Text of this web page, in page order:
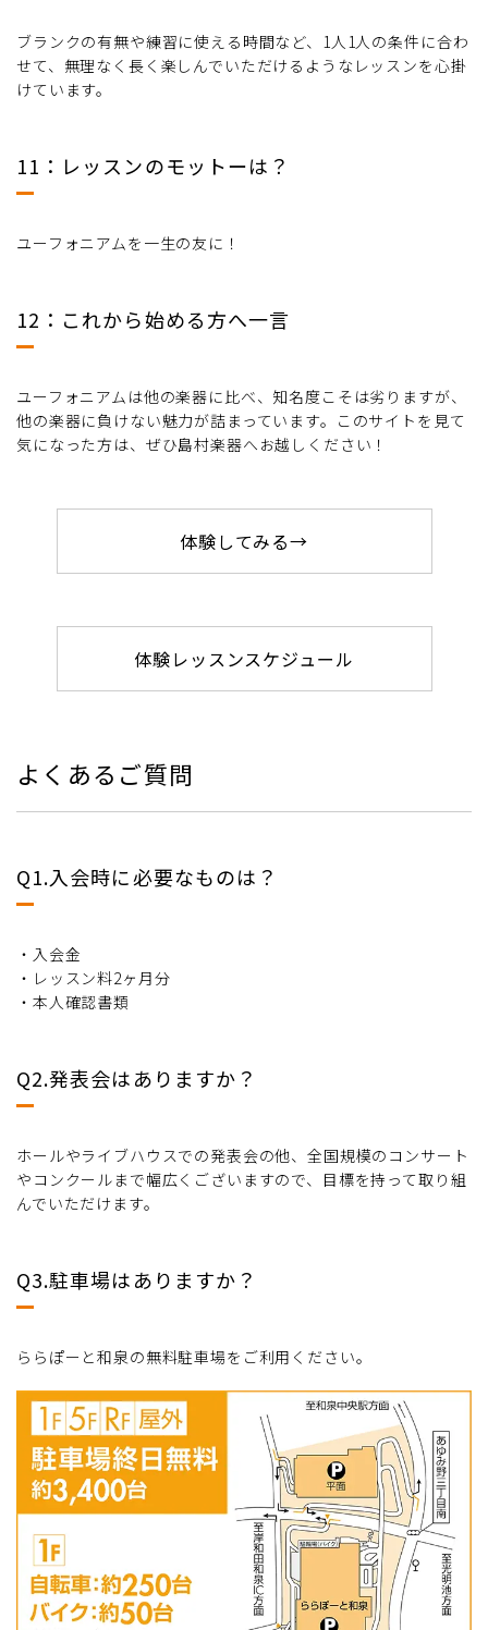
ブランクの有無や練習に使える時間など、1人1人の条件に合わ
せて、無理なく長く楽しんでいただけるようなレッスンを心掛
けています。
11：レッスンのモットーは？
ユーフォニアムを一生の友に！
12：これから始める方へ一言
ユーフォニアムは他の楽器に比べ、知名度こそは劣りますが、
他の楽器に負けない魅力が詰まっています。このサイトを見て
気になった方は、ぜひ島村楽器へお越しください！
体験してみる→
体験レッスンスケジュール
よくあるご質問
Q1.入会時に必要なものは？
・入会金
・レッスン料2ヶ月分
・本人確認書類
Q2.発表会はありますか？
ホールやライブハウスでの発表会の他、全国規模のコンサート
やコンクールまで幅広くございますので、目標を持って取り組
んでいただけます。
Q3.駐車場はありますか？
ららぽーと和泉の無料駐車場をご利用ください。